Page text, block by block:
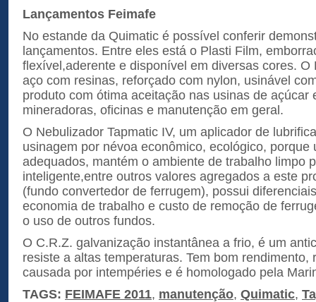
Lançamentos Feimafe
No estande da Quimatic é possível conferir
lançamentos. Entre eles está o Plasti Film,
flexível,aderente e disponível em diversas cores. O
aço com resinas, reforçado com nylon, usinável
produto com ótima aceitação nas usinas de açúcar
mineradoras, oficinas e manutenção em geral.
O Nebulizador Tapmatic IV, um aplicador de
usinagem por névoa econômico, ecológico, porque
adequados, mantém o ambiente de trabalho limpo
inteligente,entre outros valores agregados a este
(fundo convertedor de ferrugem), possui
economia de trabalho e custo de remoção de
o uso de outros fundos.
O C.R.Z. galvanização instantânea a frio, é um
resiste a altas temperaturas. Tem bom rendimento,
causada por intempéries e é homologado pela
TAGS: FEIMAFE 2011, manutenção, Quimatic,